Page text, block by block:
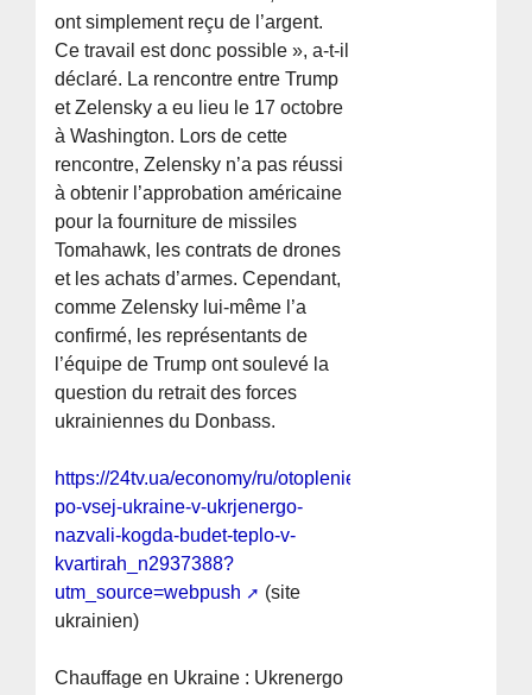
ont simplement reçu de l’argent.
Ce travail est donc possible », a-t-il
déclaré. La rencontre entre Trump
et Zelensky a eu lieu le 17 octobre
à Washington. Lors de cette
rencontre, Zelensky n’a pas réussi
à obtenir l’approbation américaine
pour la fourniture de missiles
Tomahawk, les contrats de drones
et les achats d’armes. Cependant,
comme Zelensky lui-même l’a
confirmé, les représentants de
l’équipe de Trump ont soulevé la
question du retrait des forces
ukrainiennes du Donbass.
https://24tv.ua/economy/ru/otoplenie-
po-vsej-ukraine-v-ukrjenergo-
nazvali-kogda-budet-teplo-v-
kvartirah_n2937388?
utm_source=webpush
(site
ukrainien)
Chauffage en Ukraine : Ukrenergo